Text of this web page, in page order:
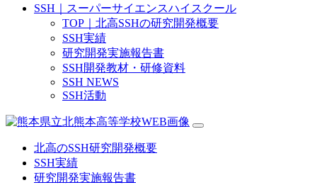
SSH｜スーパーサイエンスハイスクール
TOP｜北高SSHの研究開発概要
SSH実績
研究開発実施報告書
SSH開発教材・研修資料
SSH NEWS
SSH活動
北高のSSH研究開発概要
SSH実績
研究開発実施報告書